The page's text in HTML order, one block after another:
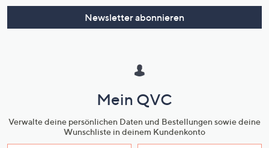
Newsletter abonnieren
Mein QVC
Verwalte deine persönlichen Daten und Bestellungen sowie deine
Wunschliste in deinem Kundenkonto